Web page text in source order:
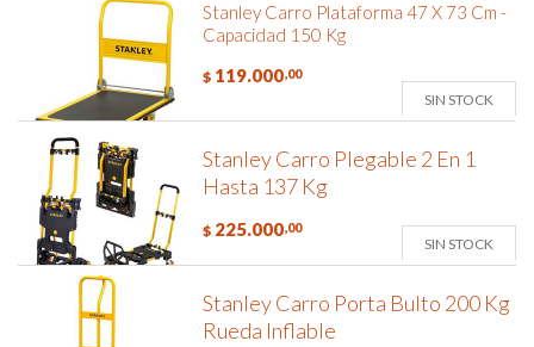
Stanley Carro Plataforma 47 X 73 Cm -
Capacidad 150 Kg
$ 119.000,00
SIN STOCK
Stanley Carro Plegable 2 En 1
Hasta 137 Kg
$ 225.000,00
SIN STOCK
Stanley Carro Porta Bulto 200 Kg
Rueda Inflable